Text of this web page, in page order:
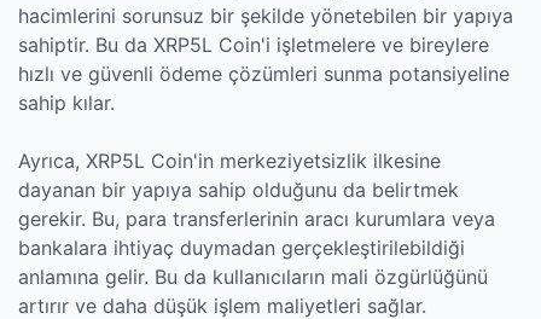
hacimlerini sorunsuz bir şekilde yönetebilen bir yapıya
sahiptir. Bu da XRP5L Coin'i işletmelere ve bireylere
hızlı ve güvenli ödeme çözümleri sunma potansiyeline
sahip kılar.
Ayrıca, XRP5L Coin'in merkeziyetsizlik ilkesine
dayanan bir yapıya sahip olduğunu da belirtmek
gerekir. Bu, para transferlerinin aracı kurumlara veya
bankalara ihtiyaç duymadan gerçekleştirilebildiği
anlamına gelir. Bu da kullanıcıların mali özgürlüğünü
artırır ve daha düşük işlem maliyetleri sağlar.